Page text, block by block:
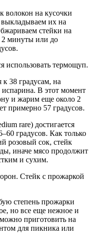
волокон на кусочки
их на
стейки на
2 минуты или до
использовать термощуп.
к 38 градусам, на
испарина. В этот момент
и жарим еще около 2
примерно 57 градусов.
rare) достигается
градусов. Как только
розовый сок, стейк
иначе мясо продолжит
и сухим.
Стейк с прожаркой
степень прожарки
но все еще нежное и
приготовить на
для пикника или